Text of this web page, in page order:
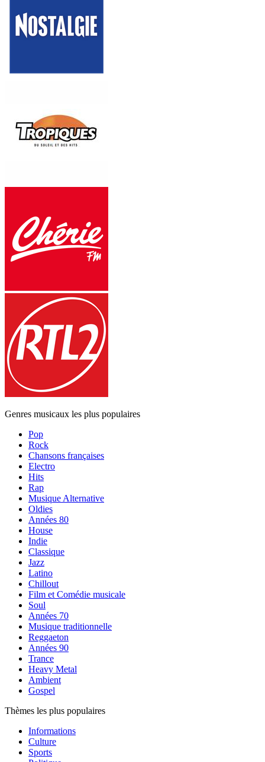
Genres musicaux les plus populaires
Pop
Rock
Chansons françaises
Electro
Hits
Rap
Musique Alternative
Oldies
Années 80
House
Indie
Classique
Jazz
Latino
Chillout
Film et Comédie musicale
Soul
Années 70
Musique traditionnelle
Reggaeton
Années 90
Trance
Heavy Metal
Ambient
Gospel
Thèmes les plus populaires
Informations
Culture
Sports